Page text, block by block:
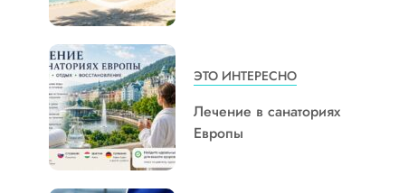
ЭТО ИНТЕРЕСНО
Лечение в санаториях
Европы